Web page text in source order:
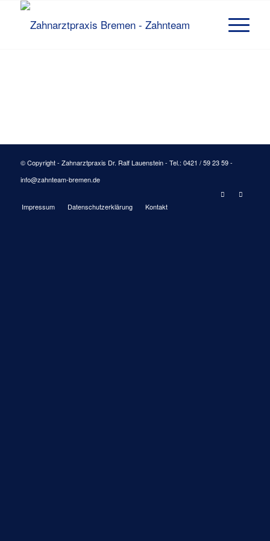
© Copyright - Zahnarztpraxis Dr. Ralf Lauenstein - Tel.: 0421 / 59 23 59 -
info@zahnteam-bremen.de
Impressum Datenschutzerklärung Kontakt